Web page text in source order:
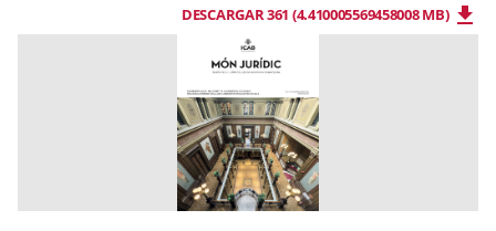
DESCARGAR 361 (4.410005569458008 MB)